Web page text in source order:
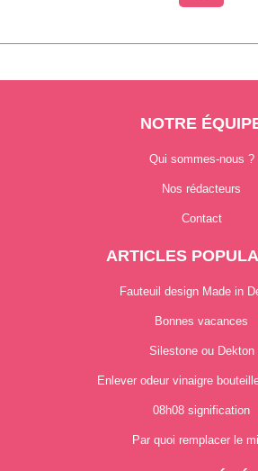
NOTRE
Qui sommes-nous ?
Nos rédacteurs
Contact
ARTICLES
Fauteuil design Made in
Bonnes vacances
Silestone ou Dekton
Enlever odeur vinaigre
08h08 signification
Par quoi remplacer le